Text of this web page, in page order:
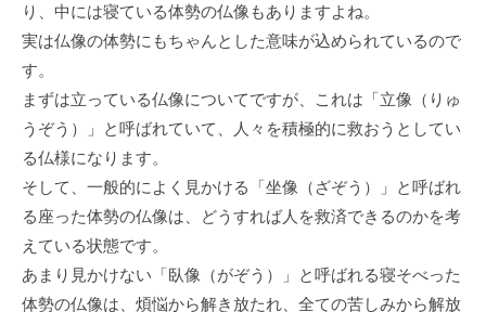
り、中には寝ている体勢の仏像もありますよね。
実は仏像の体勢にもちゃんとした意味が込められているので
す。
まずは立っている仏像についてですが、これは「立像（りゅ
うぞう）」と呼ばれていて、人々を積極的に救おうとしてい
る仏様になります。
そして、一般的によく見かける「坐像（ざぞう）」と呼ばれ
る座った体勢の仏像は、どうすれば人を救済できるのかを考
えている状態です。
あまり見かけない「臥像（がぞう）」と呼ばれる寝そべった
体勢の仏像は、煩悩から解き放たれ、全ての苦しみから解放